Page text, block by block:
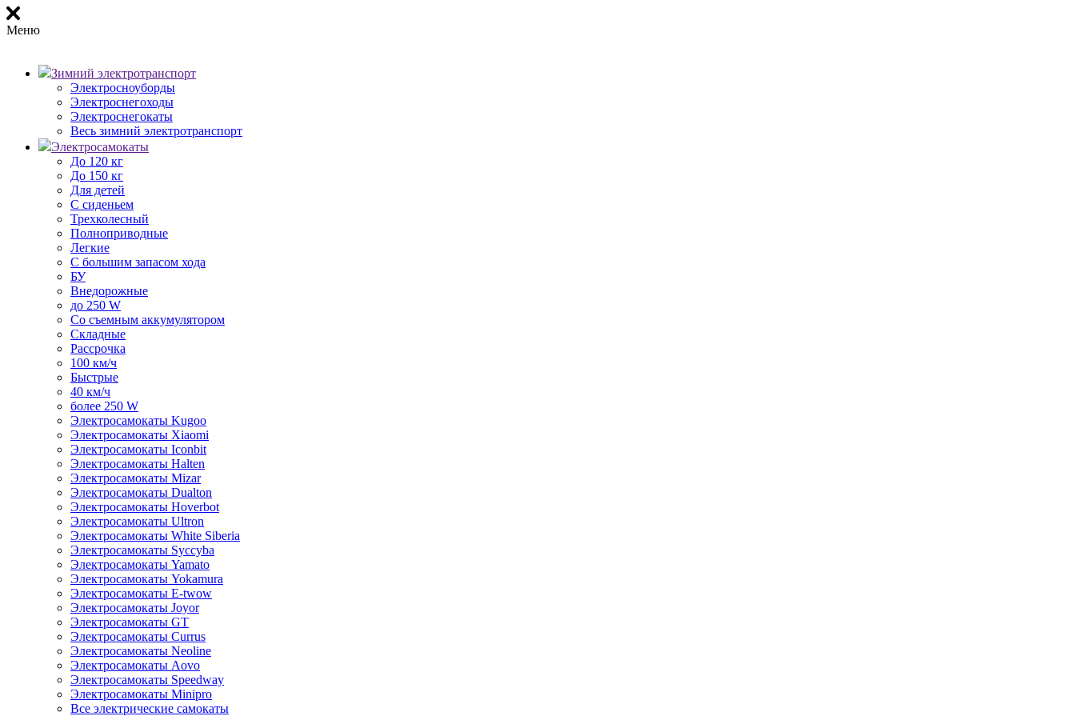
Меню
Зимний электротранспорт
Электросноуборды
Электроснегоходы
Электроснегокаты
Весь зимний электротранспорт
Электросамокаты
До 120 кг
До 150 кг
Для детей
С сиденьем
Трехколесный
Полноприводные
Легкие
С большим запасом хода
БУ
Внедорожные
до 250 W
Со съемным аккумулятором
Складные
Рассрочка
100 км/ч
Быстрые
40 км/ч
более 250 W
Электросамокаты Kugoo
Электросамокаты Xiaomi
Электросамокаты Iconbit
Электросамокаты Halten
Электросамокаты Mizar
Электросамокаты Dualton
Электросамокаты Hoverbot
Электросамокаты Ultron
Электросамокаты White Siberia
Электросамокаты Syccyba
Электросамокаты Yamato
Электросамокаты Yokamura
Электросамокаты E-twow
Электросамокаты Joyor
Электросамокаты GT
Электросамокаты Currus
Электросамокаты Neoline
Электросамокаты Aovo
Электросамокаты Speedway
Электросамокаты Minipro
Все электрические самокаты